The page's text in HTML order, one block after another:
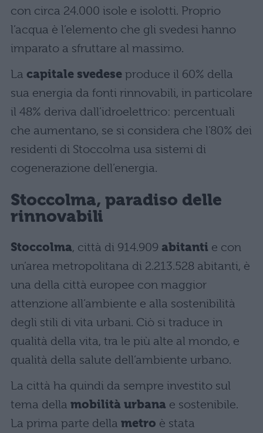
con circa 24.000 isole e isolotti. Proprio
l’acqua è l’elemento che gli svedesi hanno
imparato a sfruttare al massimo.
La capitale svedese produce il 60% della
sua energia da fonti rinnovabili, in particolare
il 48% deriva dall’idroelettrico: percentuali
che aumentano, se si considera che l’80% dei
residenti di Stoccolma usa sistemi di
cogenerazione dell’energia.
Stoccolma, paradiso delle
rinnovabili
Stoccolma, città di 914.909 abitanti e con
un’area metropolitana di 2.213.528 abitanti, è
una della città europee con maggior
attenzione all’ambiente e alla sostenibilità
degli stili di vita urbani. Ciò si traduce in
qualità della vita, tra le più alte al mondo, e
qualità della salute dell’ambiente urbano.
La città ha quindi da sempre investito sul
tema della mobilità urbana e sostenibile.
La prima parte della metro è stata